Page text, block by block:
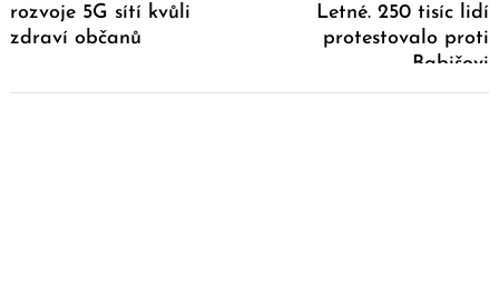
rozvoje 5G sítí kvůli
zdraví občanů
Letné. 250 tisíc lidí
protestovalo proti
Babišovi